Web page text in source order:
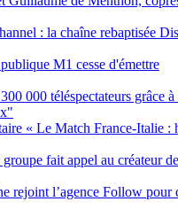
: la chaîne rebaptisée
M1 cesse d'émettre
000 téléspectateurs grâce à
« Le Match France-Italie :
groupe fait appel au créateur
rejoint l’agence Follow pour